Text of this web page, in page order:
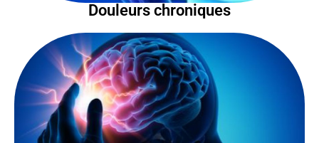
Douleurs chroniques